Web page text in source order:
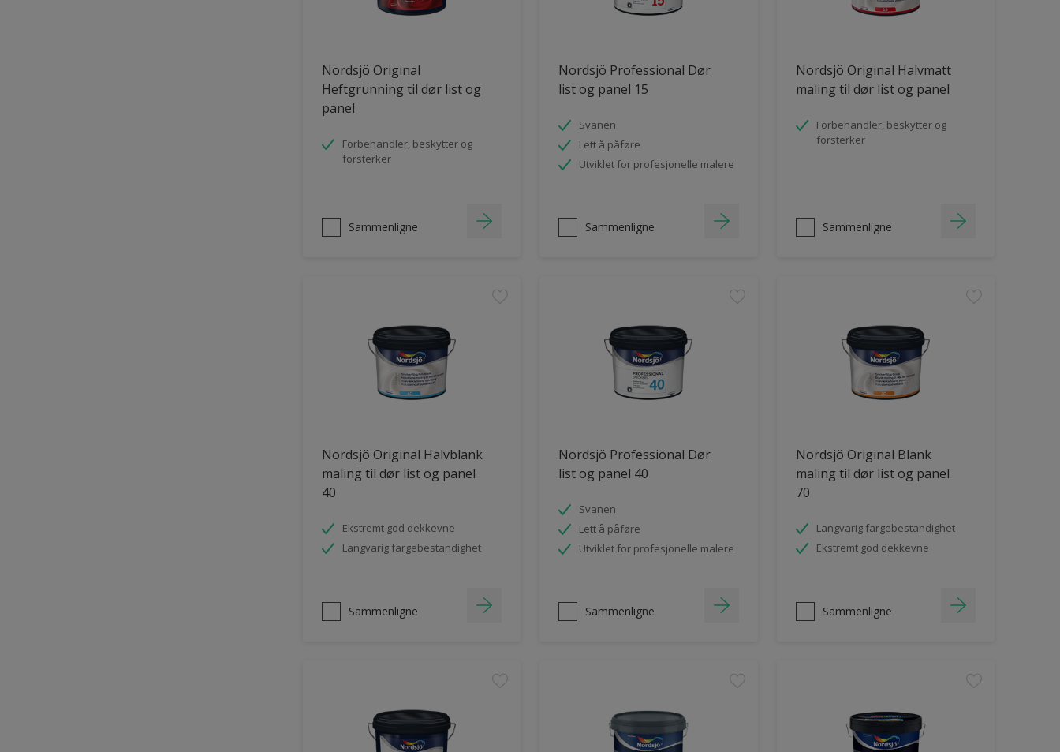
Nordsjö Original
Heftgrunning til dør list og
panel
Forbehandler, beskytter og
forsterker
Sammenligne
Nordsjö Professional Dør
list og panel 15
Svanen
Lett å påføre
Utviklet for profesjonelle malere
Sammenligne
Nordsjö Original Halvmatt
maling til dør list og panel
Forbehandler, beskytter og
forsterker
Sammenligne
Nordsjö Original Halvblank
maling til dør list og panel
40
Ekstremt god dekkevne
Langvarig fargebestandighet
Sammenligne
Nordsjö Professional Dør
list og panel 40
Svanen
Lett å påføre
Utviklet for profesjonelle malere
Sammenligne
Nordsjö Original Blank
maling til dør list og panel
70
Langvarig fargebestandighet
Ekstremt god dekkevne
Sammenligne